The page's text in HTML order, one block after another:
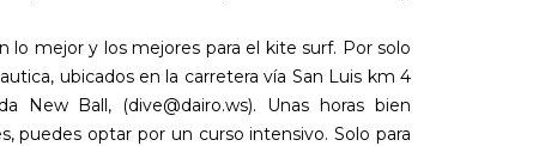
mejor y los mejores para el kite surf. Por solo
ubicados en la carretera vía San Luis km 4
New Ball, (dive@dairo.ws). Unas horas bien
puedes optar por un curso intensivo. Solo para